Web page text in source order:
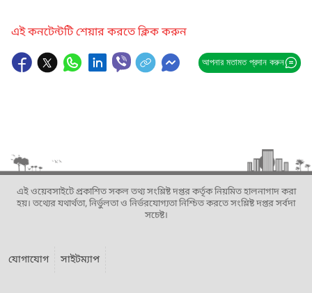
এই কনটেন্টটি শেয়ার করতে ক্লিক করুন
আপনার মতামত প্রদান করুন
এই ওয়েবসাইটে প্রকাশিত সকল তথ্য সংশ্লিষ্ট দপ্তর কর্তৃক নিয়মিত হালনাগাদ করা
হয়। তথ্যের যথার্থতা, নির্ভুলতা ও নির্ভরযোগ্যতা নিশ্চিত করতে সংশ্লিষ্ট দপ্তর সর্বদা
সচেষ্ট।
যোগাযোগ সাইটম্যাপ